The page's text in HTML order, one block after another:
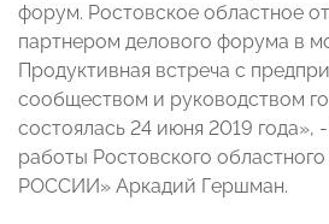
форум. Ростовское областное
партнером делового форума в
Продуктивная встреча с
сообществом и руководством
состоялась 24 июня 2019 года»,
работы Ростовского
РОССИИ» Аркадий Гершман.